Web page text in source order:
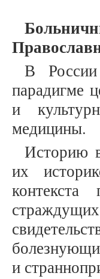
В
парадигме
и
медицины.
Историю
их
и